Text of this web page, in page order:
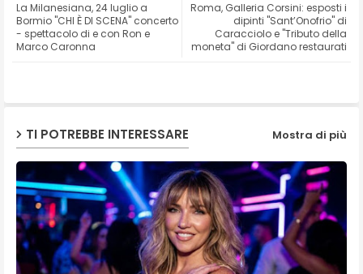
ats
ap
Roma, Galleria Corsini: esposti i
dipinti "Sant’Onofrio" di
Caracciolo e "Tributo della
moneta" di Giordano restaurati
La Milanesiana, 24 luglio a
Bormio "CHI È DI SCENA" concerto
- spettacolo di e con Ron e
Marco Caronna
TI POTREBBE INTERESSARE Mostra di più